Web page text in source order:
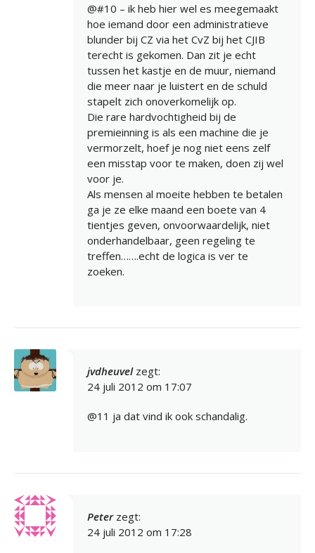
@#10 – ik heb hier wel es meegemaakt
hoe iemand door een administratieve
blunder bij CZ via het CvZ bij het CJIB
terecht is gekomen. Dan zit je echt
tussen het kastje en de muur, niemand
die meer naar je luistert en de schuld
stapelt zich onoverkomelijk op.
Die rare hardvochtigheid bij de
premieinning is als een machine die je
vermorzelt, hoef je nog niet eens zelf
een misstap voor te maken, doen zij wel
voor je.
Als mensen al moeite hebben te betalen
ga je ze elke maand een boete van 4
tientjes geven, onvoorwaardelijk, niet
onderhandelbaar, geen regeling te
treffen…….echt de logica is ver te
zoeken.
jvdheuvel zegt:
24 juli 2012 om 17:07
@11 ja dat vind ik ook schandalig.
Peter zegt:
24 juli 2012 om 17:28